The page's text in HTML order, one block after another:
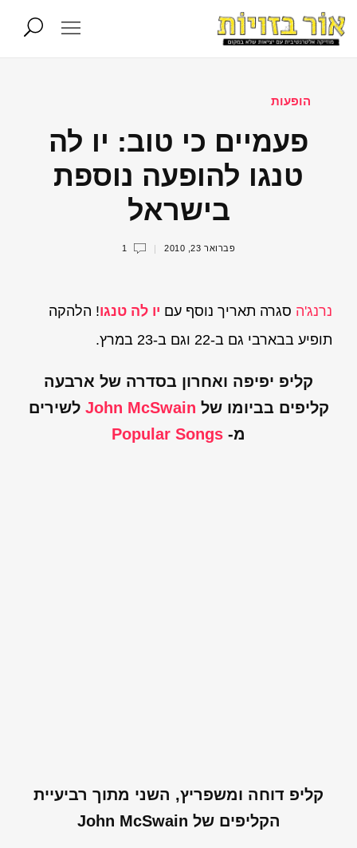
הופעות
פעמיים כי טוב: יו לה
טנגו להופעה נוספת
בישראל
פברואר 23, 2010
נרנג'ה סגרה תאריך נוסף עם יו לה טנגו! הלהקה
תופיע בבארבי גם ב-22 וגם ב-23 במרץ.
קליפ יפיפה ואחרון בסדרה של ארבעה
קליפים בביומו של John McSwain לשירים
מ- Popular Songs
קליפ דוחה ומשפריץ, השני מתוך רביעיית
הקליפים של John McSwain